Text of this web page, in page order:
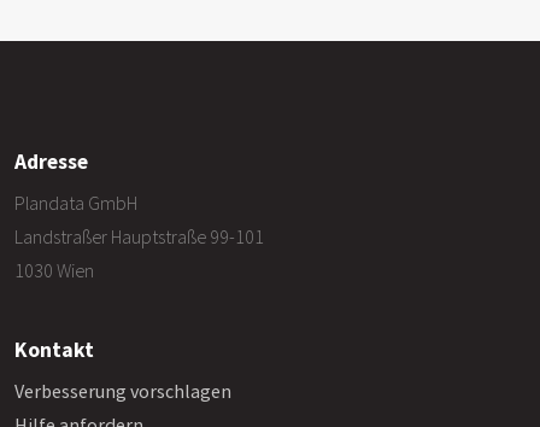
Adresse
Plandata GmbH
Landstraßer Hauptstraße 99-101
1030 Wien
Kontakt
Verbesserung vorschlagen